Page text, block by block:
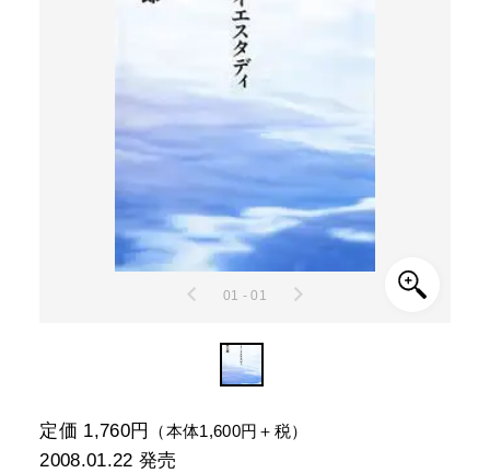
01 - 01
定価 1,760円 （本体1,600円＋税）
2008.01.22 発売